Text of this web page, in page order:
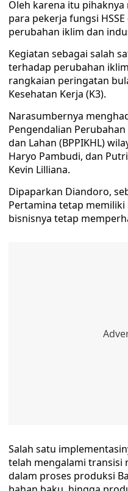
Oleh karena itu
para pekerja fungsi
perubahan iklim dan
Kegiatan sebagai salah
terhadap perubahan
rangkaian peringatan
Kesehatan Kerja (K3).
Narasumbernya
Pengendalian
dan Lahan (BPPIKHL)
Haryo Pambudi, dan
Kevin Lilliana.
Dipaparkan Diandoro,
Pertamina tetap
bisnisnya tetap
Salah satu
telah mengalami transisi
dalam proses produksi